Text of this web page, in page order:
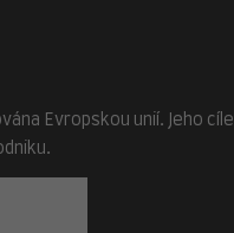
Evropskou unií. Jeho